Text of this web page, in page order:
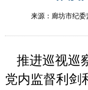
来源：廊坊市纪委
推进巡视巡
党内监督利剑